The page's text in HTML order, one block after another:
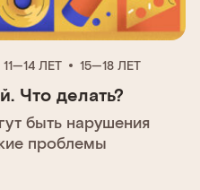
11—14 ЛЕТ 15—18 ЛЕТ
Что делать?
быть нарушения
проблемы